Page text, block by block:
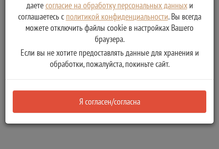
даетесогласие на обработку персональных данныхи
соглашаетесь с политикой конфиденциальности. Вы всегда
можете отключить файлы cookie в настройках Вашего
браузера.
Если вы не хотите предоставлять данные для хранения и
обработки, пожалуйста, покиньте сайт.
Я согласен/согласна